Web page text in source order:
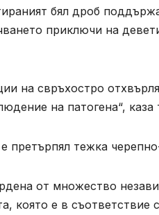
бял дроб
приключи на
на свръхостро
на патогена“, каза
претърпял тежка
от множество
която е в съответствие